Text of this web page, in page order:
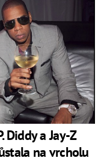
Diddy a Jay-Z
na vrcholu